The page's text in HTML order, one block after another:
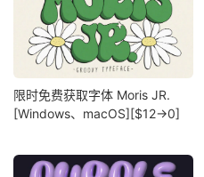
限时免费获取字体 Moris JR.
[Windows、macOS][$12→0]